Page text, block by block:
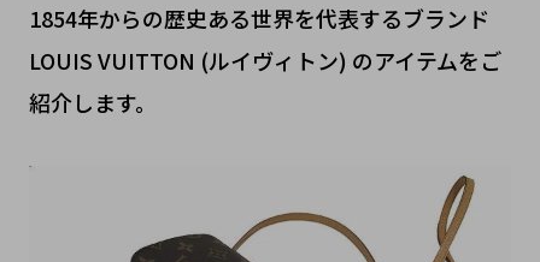
1854年からの歴史ある世界を代表するブランド
LOUIS VUITTON (ルイヴィトン) のアイテムをご
紹介します。